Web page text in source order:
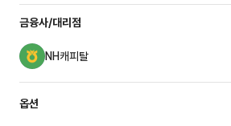
금융사/대리점
NH캐피탈
옵션